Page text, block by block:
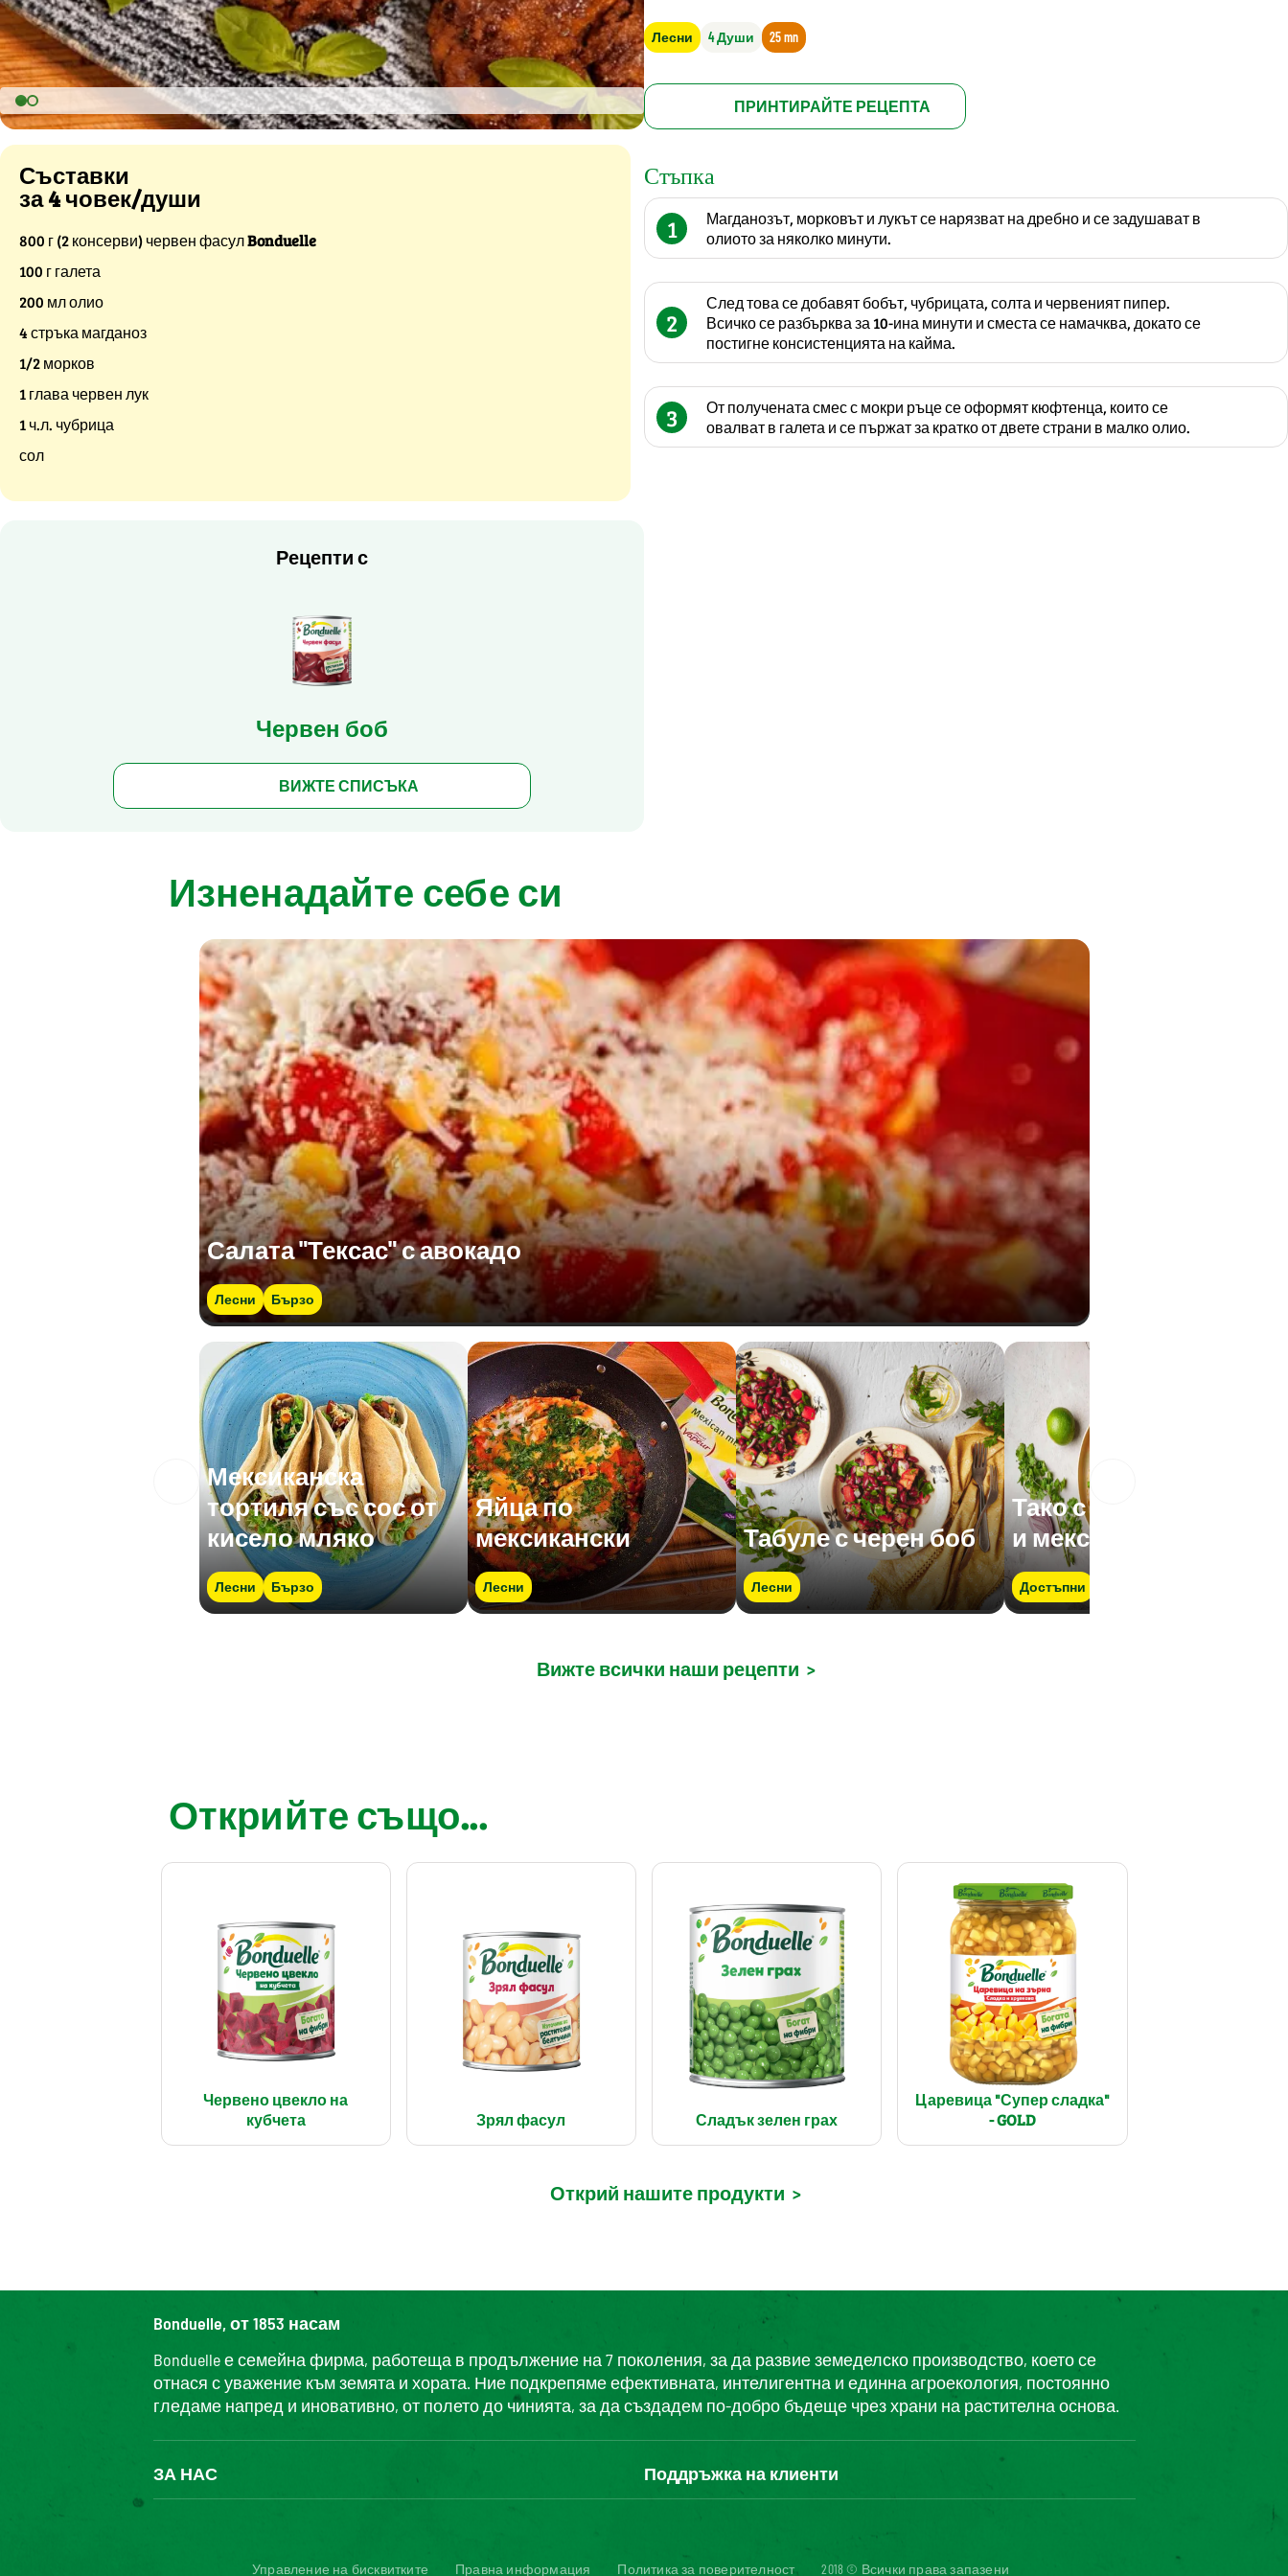
Лесни 4 Души 25 mn
ПРИНТИРАЙТЕ РЕЦЕПТА
Съставки
за 4 човек/души
800 г (2 консерви) червен фасулBonduelle
100 г галета
200 мл олио
4 стръка магданоз
1/2 морков
1 глава червен лук
1 ч.л. чубрица
сол
Рецепти с
Червен боб
ВИЖТЕ СПИСЪКА
Стъпка
1
Магданозът, морковът и лукът се нарязват на дребно и се задушават в
олиото за няколко минути.
2
След това се добавят бобът, чубрицата, солта и червеният пипер.
Всичко се разбърква за 10-ина минути и сместа се намачква, докато се
постигне консистенцията на кайма.
3
От получената смес с мокри ръце се оформят кюфтенца, които се
овалват в галета и се пържат за кратко от двете страни в малко олио.
Изненадайте себе си
Салата "Тексас" с авокадо
Лесни Бързо
Мексиканска
тортиля със сос от
кисело мляко
Лесни Бързо
Яйца по
мексикански
Лесни
Табуле с черен боб
Лесни
Тако с пуешка кайма
и мексикански микс
Достъпни
Вижте всички наши рецепти >
Открийте също...
Червено цвекло на
кубчета
Зрял фасул Сладък зелен грах
Царевица "Супер сладка"
- GOLD
Открий нашите продукти >
Bonduelle, от 1853 насам
Bonduelle е семейна фирма, работеща в продължение на 7 поколения, за да развие земеделско производство, което се
отнася с уважение към земята и хората. Ние подкрепяме ефективната, интелигентна и единна агроекология, постоянно
гледаме напред и иновативно, от полето до чинията, за да създадем по-добро бъдеще чрез храни на растителна основа.
ЗА НАС
Поддръжка на клиенти
Достъпност на уебсайта: не е съвместим
Управление на бисквитките Правна информация Политика за поверителност 2018 © Всички права запазени